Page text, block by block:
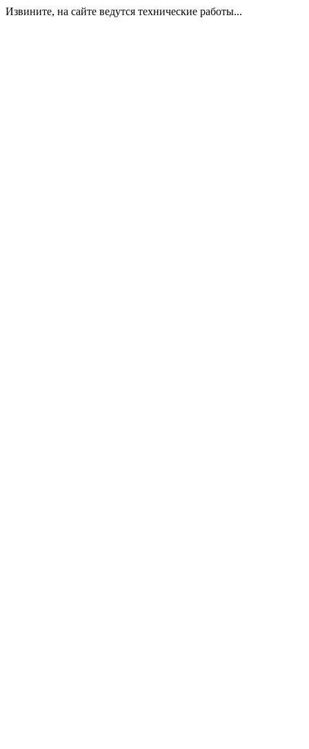
Извините, на сайте ведутся технические работы...